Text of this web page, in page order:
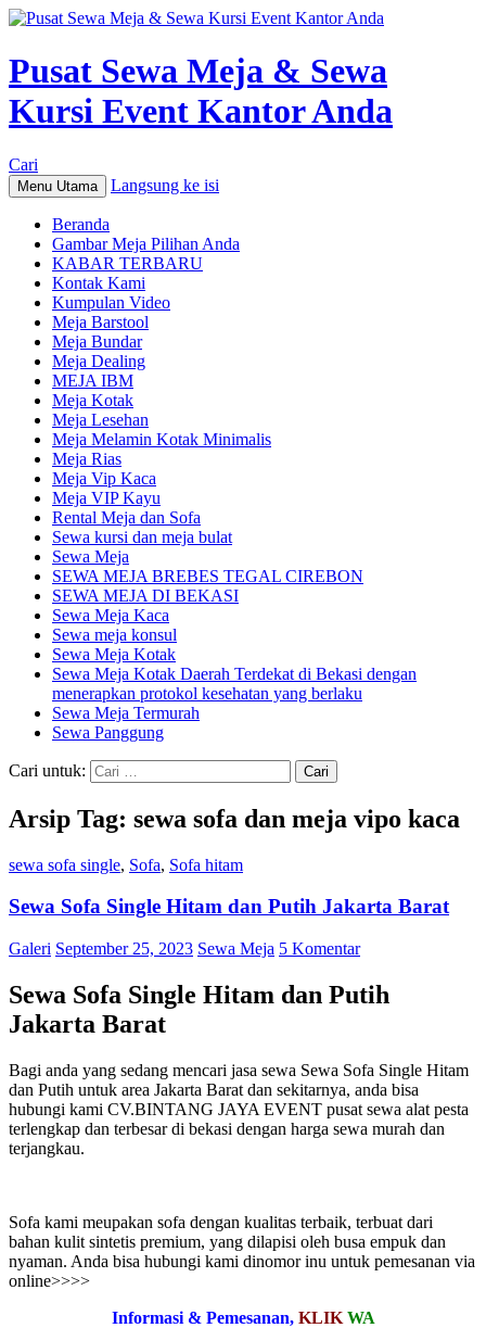
Pusat Sewa Meja & Sewa
Kursi Event Kantor Anda
Cari
Menu Utama Langsung ke isi
Beranda
Gambar Meja Pilihan Anda
KABAR TERBARU
Kontak Kami
Kumpulan Video
Meja Barstool
Meja Bundar
Meja Dealing
MEJA IBM
Meja Kotak
Meja Lesehan
Meja Melamin Kotak Minimalis
Meja Rias
Meja Vip Kaca
Meja VIP Kayu
Rental Meja dan Sofa
Sewa kursi dan meja bulat
Sewa Meja
SEWA MEJA BREBES TEGAL CIREBON
SEWA MEJA DI BEKASI
Sewa Meja Kaca
Sewa meja konsul
Sewa Meja Kotak
Sewa Meja Kotak Daerah Terdekat di Bekasi dengan
menerapkan protokol kesehatan yang berlaku
Sewa Meja Termurah
Sewa Panggung
Cari untuk:
Arsip Tag: sewa sofa dan meja vipo kaca
sewa sofa single, Sofa, Sofa hitam
Sewa Sofa Single Hitam dan Putih Jakarta Barat
Galeri September 25, 2023 Sewa Meja 5 Komentar
Sewa Sofa Single Hitam dan Putih
Jakarta Barat
Bagi anda yang sedang mencari jasa sewa Sewa Sofa Single Hitam
dan Putih untuk area Jakarta Barat dan sekitarnya, anda bisa
hubungi kami CV.BINTANG JAYA EVENT pusat sewa alat pesta
terlengkap dan terbesar di bekasi dengan harga sewa murah dan
terjangkau.
Sofa kami meupakan sofa dengan kualitas terbaik, terbuat dari
bahan kulit sintetis premium, yang dilapisi oleh busa empuk dan
nyaman. Anda bisa hubungi kami dinomor inu untuk pemesanan via
online>>>>
Informasi & Pemesanan, KLIK WA